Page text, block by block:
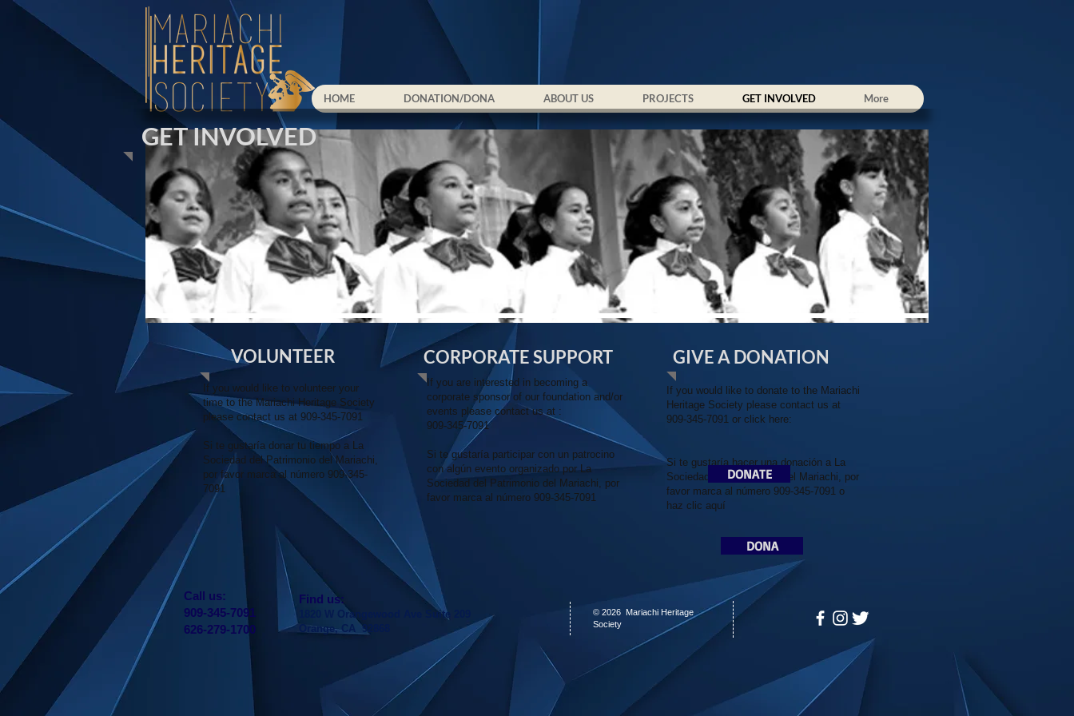
HOME DONATION/DONA ABOUT US PROJECTS GET INVOLVED More
GET INVOLVED
If you would like to volunteer your
time to the Mariachi Heritage Society
please contact us at 909-345-7091
Si te gustaría donar tu tiempo a La
Sociedad del Patrimonio del Mariachi,
por favor marca al número 909-345-
7091
VOLUNTEER
If you are interested in becoming a
corporate sponsor of our foundation and/or
events please contact us at :
909-345-7091
Si te gustaría participar con un patrocino
con algún evento organizado por La
Sociedad del Patrimonio del Mariachi, por
favor marca al número 909-345-7091
CORPORATE SUPPORT GIVE A DONATION
If you would like to donate to the Mariachi
Heritage Society please contact us at
909-345-7091 or click here:
Si te gustaría hacer una donación a La
Sociedad del Patrimonio del Mariachi, por
favor marca al número 909-345-7091 o
haz clic aquí
DONATE
DONA
© 2026 Mariachi Heritage
Society
​​Call us:
909-345-7091
626-279-1700
​Find us:
1820 W Orangewood Ave Suite 209
Orange, CA 92868